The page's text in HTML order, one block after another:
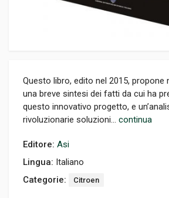
Questo libro, edito nel 2015, propone
una breve sintesi dei fatti da cui ha
questo innovativo progetto, e
rivoluzionarie soluzioni... continua
Editore: Asi
Lingua: Italiano
Categorie:
Citroen